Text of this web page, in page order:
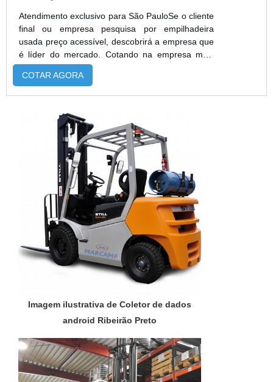
Atendimento exclusivo para São PauloSe o cliente
final ou empresa pesquisa por empilhadeira
usada preço acessível, descobrirá a empresa que
é líder do mercado. Cotando na empresa mais
qualificada do mercado e achando a melhor
referência em qualidade.É importante lembrar que
de cuidado ajuda a garantir a qualidade e
durabilidade dos materiais, além de ...
COTAR AGORA
Imagem ilustrativa de Coletor de dados
android Ribeirão Preto